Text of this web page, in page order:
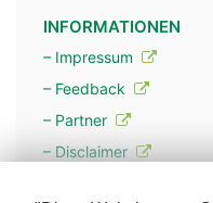
INFORMATIONEN
– Impressum
– Feedback
– Partner
– Disclaimer